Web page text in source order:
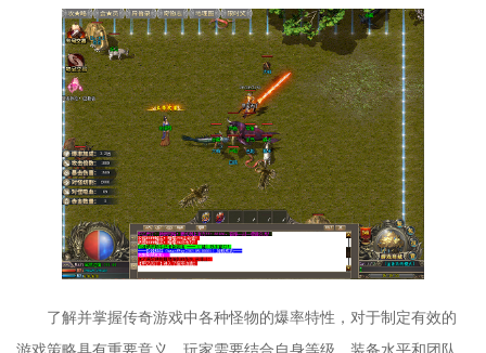
了解并掌握传奇游戏中各种怪物的爆率特性，对于制定有效的